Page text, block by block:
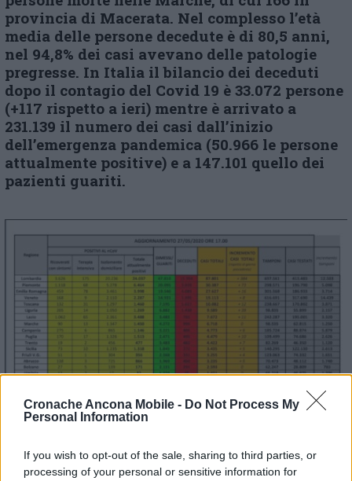
Cronache Ancona Mobile - Do Not Process My
Personal Information
If you wish to opt-out of the sale, sharing to third parties, or
processing of your personal or sensitive information for
provincia di Macerata. Nel complesso l’età
media delle persone decedute è di 80,5 anni,
nel 94,8% dei casi avevano delle patologie
pregresse. In Italia il bilancio dei deceduti
dopo il contagio del Covid 19 è 33.072 persone
(+117 rispetto a ieri) mentre è arrivato a
231.139 il numero dei casi dall’inizio
dell’emergenza pandemica (50.966 le persone
attualmente positive) e a 147.101 quello dei
pazienti guariti.